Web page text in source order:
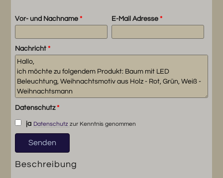
Vor- und Nachname* E-Mail Adresse *
Nachricht*
Datenschutz*
ja Datenschutz zur Kenntnis genommen
Beschreibung